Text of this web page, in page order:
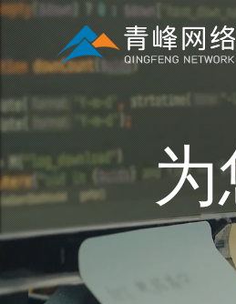
为